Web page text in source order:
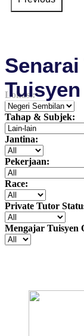
Tuisyen
Lokasi:
Tahap & Subjek:
Jantina:
Pekerjaan:
Race:
Private Tutor
Mengajar Tuisyen